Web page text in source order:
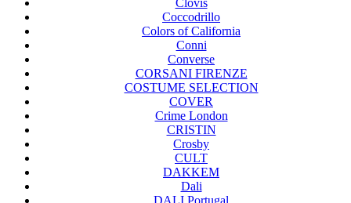
Clovis
Coccodrillo
Colors of California
Conni
Converse
CORSANI FIRENZE
COSTUME SELECTION
COVER
Crime London
CRISTIN
Crosby
CULT
DAKKEM
Dali